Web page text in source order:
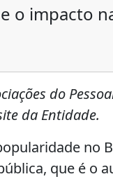
o impacto
do
da Entidade.
no
que é o